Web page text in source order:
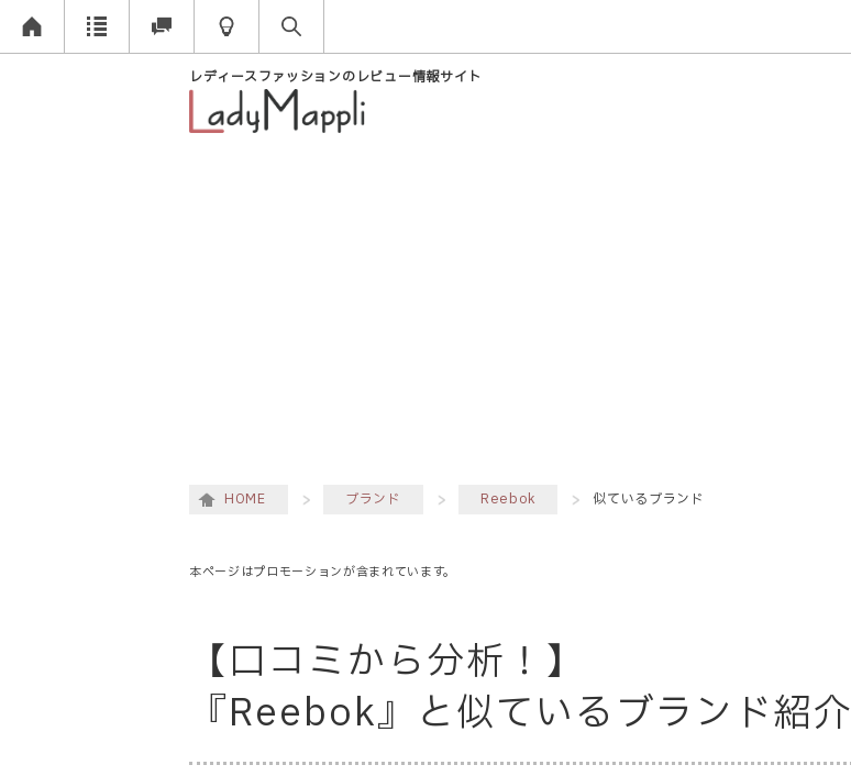
レディースファッションのレビュー情報サイト
HOME ブランド Reebok 似ているブランド
本ページはプロモーションが含まれています。
【口コミから分析！】
『Reebok』と似ているブランド紹介